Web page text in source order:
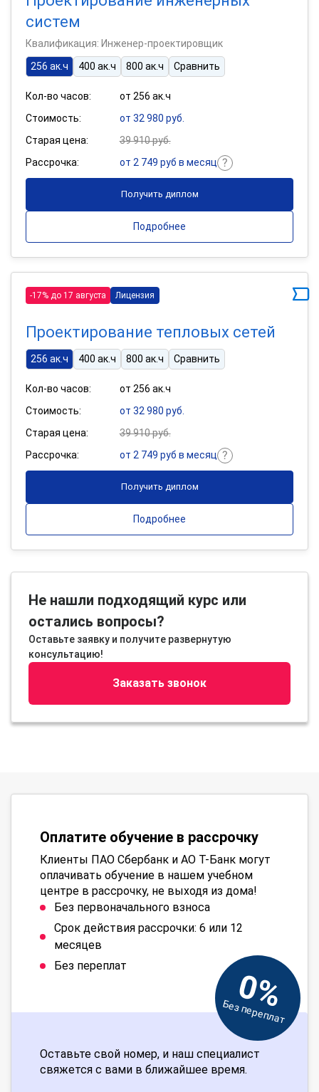
систем
Квалификация: Инженер-проектировщик
256 ак.ч
400 ак.ч 800 ак.ч Сравнить
Кол-во часов:
от 256 ак.ч
Стоимость:
от 32 980 руб.
Старая цена:
39 910 руб.
Рассрочка:
от 2 749 руб в месяц
Получить диплом
Подробнее
-17% до 17 августа Лицензия
Проектирование тепловых сетей
256 ак.ч 400 ак.ч 800 ак.ч Сравнить
Кол-во часов:
от 256 ак.ч
Стоимость:
от 32 980 руб.
Старая цена:
39 910 руб.
Рассрочка:
от 2 749 руб в месяц
Получить диплом
Подробнее
Не нашли подходящий курс или
остались вопросы?
Оставьте заявку и получите развернутую
консультацию!
Заказать звонок
Оплатите обучение в рассрочку
Клиенты ПАО Сбербанк и АО Т-Банк могут
оплачивать обучение в нашем учебном
центре в рассрочку, не выходя из дома!
Без первоначального взноса
Срок действия рассрочки: 6 или 12
месяцев
Без переплат
0%
Без переплат
Оставьте свой номер, и наш специалист
свяжется с вами в ближайшее время.